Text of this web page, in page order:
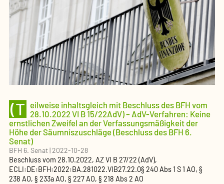
(T eilweise inhaltsgleich mit Beschluss des BFH vom
28.10.2022 VI B 15/22AdV) – AdV-Verfahren: Keine
ernstlichen Zweifel an der Verfassungsmäßigkeit der
Höhe der Säumniszuschläge (Beschluss des BFH 6.
Senat)
BFH 6. Senat|2022-10-28
Beschlussvom 28.10.2022, AZVI B 27/22 (AdV),
ECLI:DE:BFH:2022:BA.281022.VIB27.22.0§ 240 Abs 1 S 1 AO, §
238 AO, § 233a AO, § 227 AO, § 218 Abs 2 AO